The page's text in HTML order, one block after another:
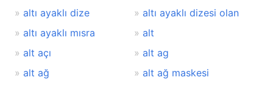
altı ayaklı dize
altı ayaklı dizesi olan
altı ayaklı mısra
alt
alt açı
alt ag
alt ağ
alt ağ maskesi